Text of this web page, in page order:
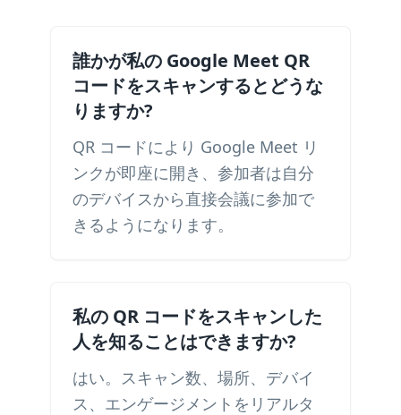
誰かが私の Google Meet QR
コードをスキャンするとどうな
りますか?
QR コードにより Google Meet リ
ンクが即座に開き、参加者は自分
のデバイスから直接会議に参加で
きるようになります。
私の QR コードをスキャンした
人を知ることはできますか?
はい。スキャン数、場所、デバイ
ス、エンゲージメントをリアルタ